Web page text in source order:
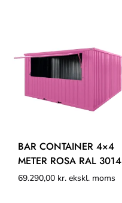
BAR CONTAINER 4×4
METER ROSA RAL 3014
69.290,00 kr. ekskl. moms